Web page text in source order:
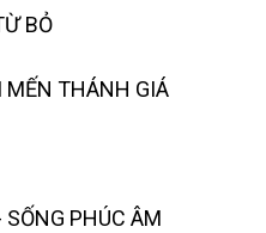
BỎ
THÁNH GIÁ
PHÚC ÂM